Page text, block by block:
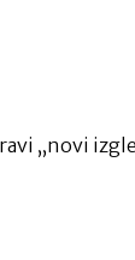
„novi